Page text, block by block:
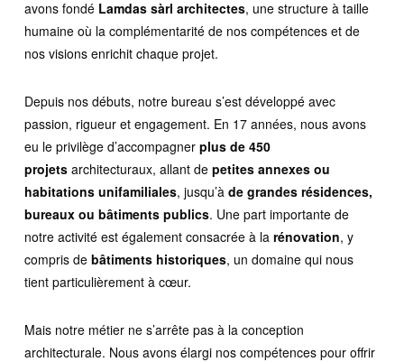
avons fondé Lamdas sàrl architectes, une structure à taille
humaine où la complémentarité de nos compétences et de
nos visions enrichit chaque projet.
Depuis nos débuts, notre bureau s’est développé avec
passion, rigueur et engagement. En 17 années, nous avons
eu le privilège d’accompagner plus de 450
projetsarchitecturaux, allant de petites annexes ou
habitations unifamiliales, jusqu’à de grandes résidences,
bureaux ou bâtiments publics. Une part importante de
notre activité est également consacrée à la rénovation, y
compris de bâtiments historiques, un domaine qui nous
tient particulièrement à cœur.
Mais notre métier ne s’arrête pas à la conception
architecturale. Nous avons élargi nos compétences pour offrir